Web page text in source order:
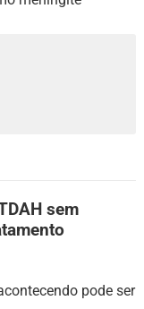
sem
pode ser